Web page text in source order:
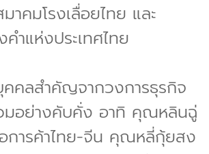
าคมโรงเลื่อยไทย และ
ำแห่งประเทศไทย
คคลสำคัญจากวงการธุรกิจ
มอย่างคับคั่ง อาทิ คุณหลินฉู่
การค้าไทย-จีน คุณหลี่กุ้ยสง